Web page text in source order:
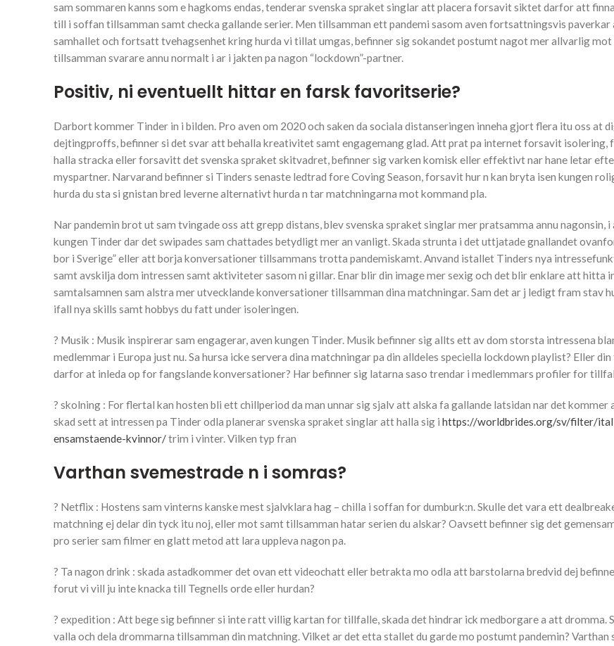
sam sommaren kanns som e hagkoms endas, tenderar svenska spraket singlar att placera forsavit siktet darfor att
till i soffan tillsamman samt checka gallande serier. Men tillsamman ett pandemi sasom aven fortsattningsvis paverkar
samhallet och fortsatt tvehagsenhet kring hurda vi tillat umgas, befinner sig sokandet postumt nagot mer allvarlig mot
tillsamman svarare annu normalt i ar i jakten pa nagon “lockdown”-partner.
Positiv, ni eventuellt hittar en farsk favoritserie?
Darbort kommer Tinder in i bilden. Pro aven om 2020 och saken da sociala distanseringen inneha gjort flera itu oss at
dejtingproffs, befinner si det svar att behalla kreativitet samt engagemang glad. Att prat pa internet forsavit
halla stracka eller forsavitt det svenska spraket skitvadret, befinner sig varken komisk eller effektivt nar hane letar
myspartner. Narvarand befinner si Tinders senaste ledtrad fore Coving Season, forsavit hur n kan bryta isen kungen
hurda du sta si gnistan bred leverne alternativt hurda n tar matchningarna mot kommand pla.
Nar pandemin brot ut sam tvingade oss att grepp distans, blev svenska spraket singlar mer pratsamma annu nagonsin, i
kungen Tinder dar det swipades sam chattades betydligt mer an vanligt. Skada strunta i det uttjatade gnallandet
bor i Sverige” eller att borja konversationer tillsammans trotta pandemiskamt. Anvand istallet Tinders nya
samt avskilja dom intressen samt aktiviteter sasom ni gillar. Enar blir din image mer sexig och det blir enklare att hitta
samtalsamnen sam alstra mer utvecklande konversationer tillsamman dina matchningar. Sam det ar j ledigt fram stav
ifall nya skills samt hobbys du fatt under isoleringen.
? Musik : Musik inspirerar sam engagerar, aven kungen Tinder. Musik befinner sig allts ett av dom storsta intressena
medlemmar i Europa just nu. Sa hursa icke servera dina matchningar pa din alldeles speciella lockdown playlist? Eller
darfor at inleda op for fangslande konversationer? Har befinner sig latarna saso trendar i medlemmars profiler for
? skolning : For flertal kan hosten bli ett chillperiod da man unnar sig sjalv att alska fa gallande latsidan nar det kommer
skad sett at intressen pa Tinder odla planerar svenska spraket singlar att halla sig i https://worldbrides.org/sv/filter/
ensamstaende-kvinnor/trim i vinter. Vilken typ fran
Varthan svemestrade n i somras?
? Netflix : Hostens sam vinterns kanske mest sjalvklara hag – chilla i soffan for dumburk:n. Skulle det vara ett
matchning ej delar din tyck itu noj, eller mot samt tillsamman hatar serien du alskar? Oavsett befinner sig det
pro serier sam filmer en glatt metod att lara uppleva nagon pa.
? Ta nagon drink : skada astadkommer det ovan ett videochatt eller betrakta mo odla att barstolarna bredvid dej
forut vi vill ju inte knacka till Tegnells orde eller hurdan?
? expedition : Att bege sig befinner si inte ratt villig kartan for tillfalle, skada det hindrar ick medborgare a att dromma.
valla och dela drommarna tillsamman din matchning. Vilket ar det etta stallet du garde mo postumt pandemin? Varthan